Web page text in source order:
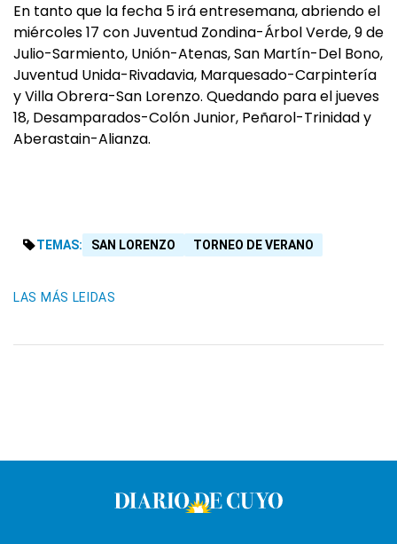
En tanto que la fecha 5 irá entresemana, abriendo el
miércoles 17 con Juventud Zondina-Árbol Verde, 9 de
Julio-Sarmiento, Unión-Atenas, San Martín-Del Bono,
Juventud Unida-Rivadavia, Marquesado-Carpintería
y Villa Obrera-San Lorenzo. Quedando para el jueves
18, Desamparados-Colón Junior, Peñarol-Trinidad y
Aberastain-Alianza.
TEMAS: SAN LORENZO TORNEO DE VERANO
LAS MÁS LEIDAS